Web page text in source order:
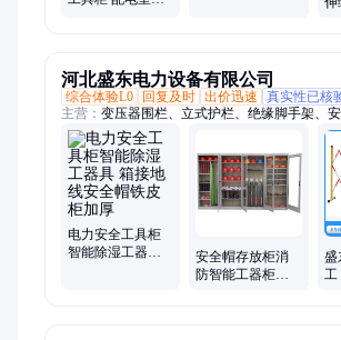
河北盛东电力设备有限公司
综合体验L0
回复及时 出价迅速 真实性已核
主营： 变压器围栏、立式护栏、绝缘脚手架、
安全智能柜、绝缘工具柜、玻璃钢固定式围栏
橡胶垫、管式伸缩围栏、绝缘伸缩鱼竿梯、消
示牌、反光马甲工作服、高压接地线、安全标
板、不锈钢伸缩隔离带、折叠人字梯
电力安全工具柜
智能除湿工器具
安全帽存放柜消
防智能工器柜绝
盛
工